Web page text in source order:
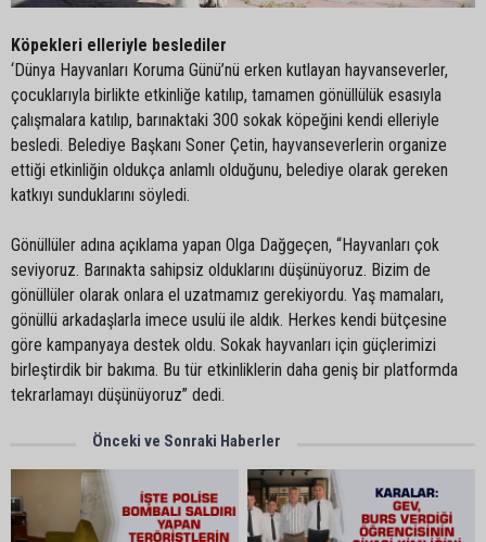
Köpekleri elleriyle beslediler
‘Dünya Hayvanları Koruma Günü’nü erken kutlayan hayvanseverler,
çocuklarıyla birlikte etkinliğe katılıp, tamamen gönüllülük esasıyla
çalışmalara katılıp, barınaktaki 300 sokak köpeğini kendi elleriyle
besledi. Belediye Başkanı Soner Çetin, hayvanseverlerin organize
ettiği etkinliğin oldukça anlamlı olduğunu, belediye olarak gereken
katkıyı sunduklarını söyledi.
Gönüllüler adına açıklama yapan Olga Dağgeçen, “Hayvanları çok
seviyoruz. Barınakta sahipsiz olduklarını düşünüyoruz. Bizim de
gönüllüler olarak onlara el uzatmamız gerekiyordu. Yaş mamaları,
gönüllü arkadaşlarla imece usulü ile aldık. Herkes kendi bütçesine
göre kampanyaya destek oldu. Sokak hayvanları için güçlerimizi
birleştirdik bir bakıma. Bu tür etkinliklerin daha geniş bir platformda
tekrarlamayı düşünüyoruz” dedi.
Önceki ve Sonraki Haberler